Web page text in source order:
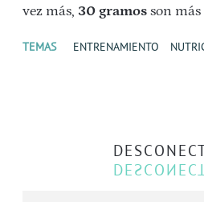
vez más, 30 gramos son
TEMAS ENTRENAMIENTO